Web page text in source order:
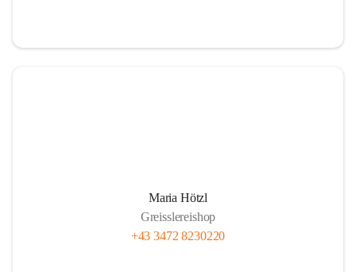
Maria Hötzl
Greisslereishop
+43 3472 8230220